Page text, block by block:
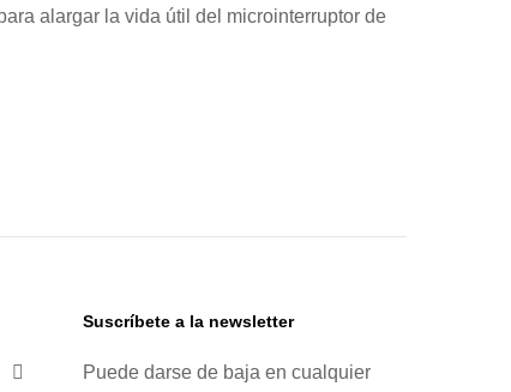
alargar la vida útil del microinterruptor de

Suscríbete a la newsletter
Puede darse de baja en cualquier